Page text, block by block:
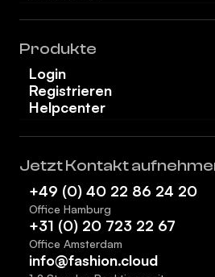
Produkte
Login
Registrieren
Helpcenter
Jetzt Kontakt
+49 (0) 40 22 86 24 20
Office Hamburg
+31 (0) 20 723 22 67
Office Amsterdam
info@fashion.cloud